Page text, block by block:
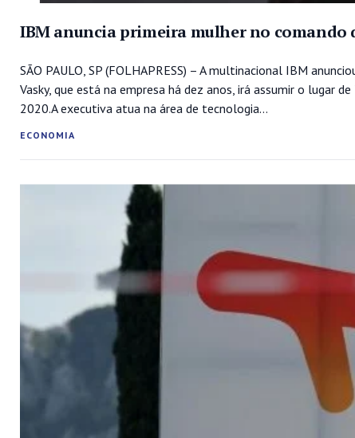
IBM anuncia primeira mulher no comando
SÃO PAULO, SP (FOLHAPRESS) – A multinacional IBM
Vasky, que está na empresa há dez anos, irá assumir o lugar
2020.A executiva atua na área de tecnologia...
ECONOMIA